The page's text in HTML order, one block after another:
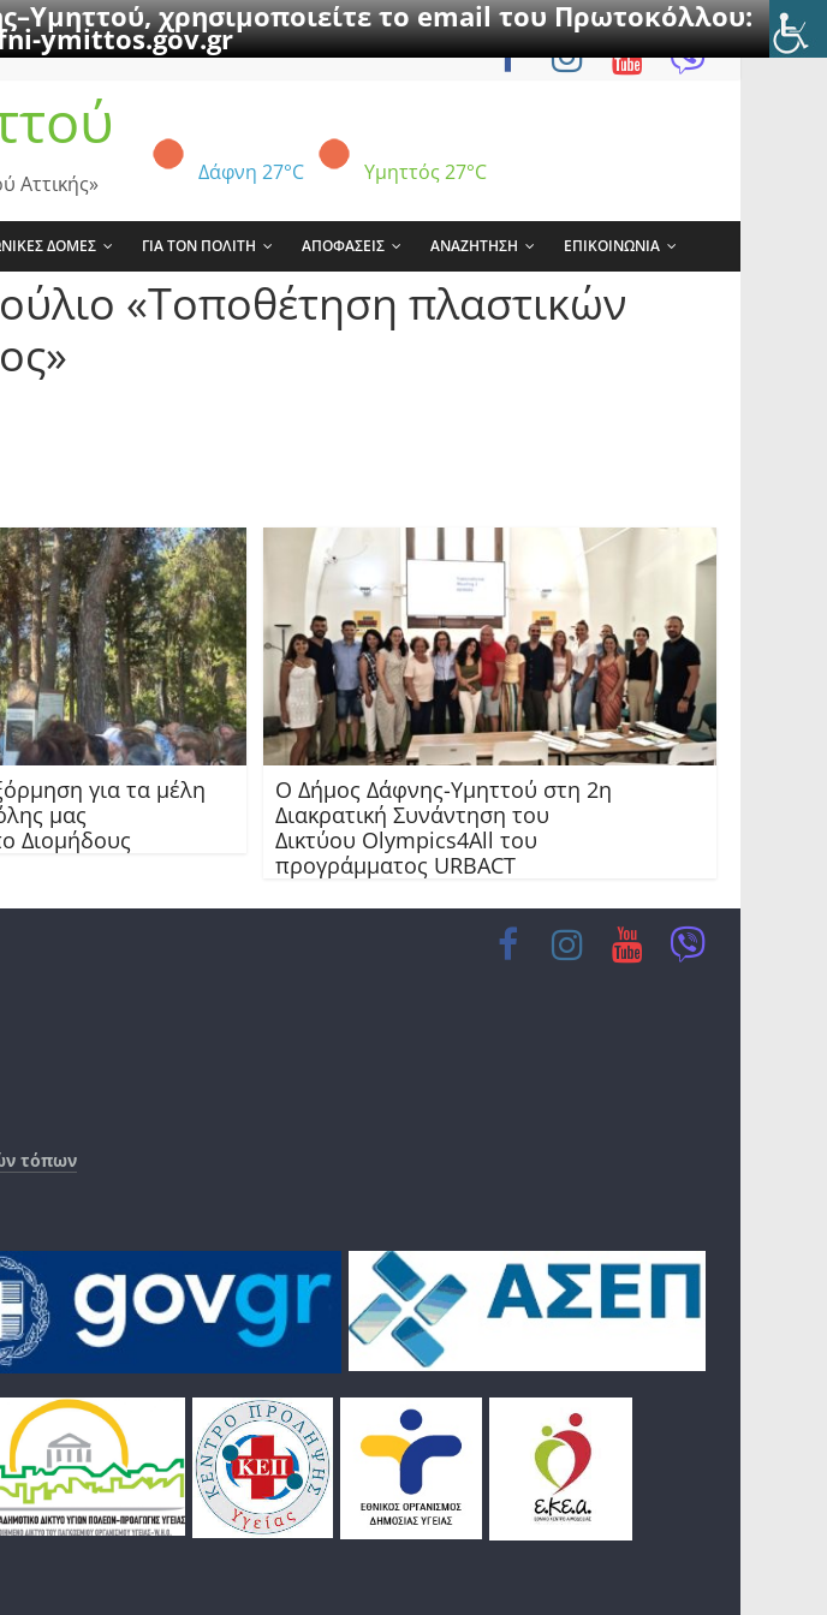
χρησιμοποιείτε το email του Πρωτοκόλλου:
ymittos.gov.gr
Δάφνη 27°C Υμηττός 27°C
Αττικής»
ΔΟΜΕΣ ΓΙΑ ΤΟΝ ΠΟΛΙΤΗ ΑΠΟΦΑΣΕΙΣ ΑΝΑΖΗΤΗΣΗ ΕΠΙΚΟΙΝΩΝΙΑ
«Τοποθέτηση πλαστικών
για τα μέλη
μας
Διομήδους
Ο Δήμος Δάφνης-Υμηττού στη 2η
Διακρατική Συνάντηση του
Δικτύου Olympics4All του
προγράμματος URBACT
τόπων